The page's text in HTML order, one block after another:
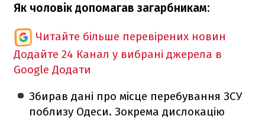
Як чоловік допомагав загарбникам:
Читайте більше перевірених новин
Додайте 24 Канал у вибрані джерела в
Google Додати
Збирав дані про місце перебування ЗСУ
поблизу Одеси. Зокрема дислокацію